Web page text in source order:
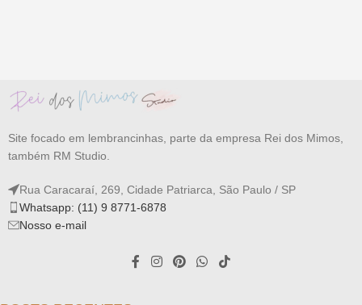
Site focado em lembrancinhas, parte da empresa Rei dos Mimos,
também RM Studio.
Rua Caracaraí, 269, Cidade Patriarca, São Paulo / SP
Whatsapp: (11) 9 8771-6878
Nosso e-mail